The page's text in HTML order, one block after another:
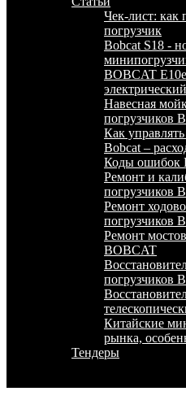
Чек-лист: как
погрузчик
Bobcat S18 -
BOBCAT
Навесная
погрузчиков
Как
Bobcat –
Коды ошибок
Ремонт и
погрузчиков
Ремонт
погрузчиков
Ремонт
BOBCAT
погрузчиков
Китайские
рынка,
Тендеры